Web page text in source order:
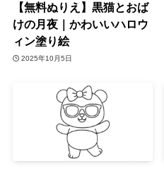
【無料ぬりえ】黒猫とおば
けの月夜｜かわいいハロウ
ィン塗り絵
2025年10月5日